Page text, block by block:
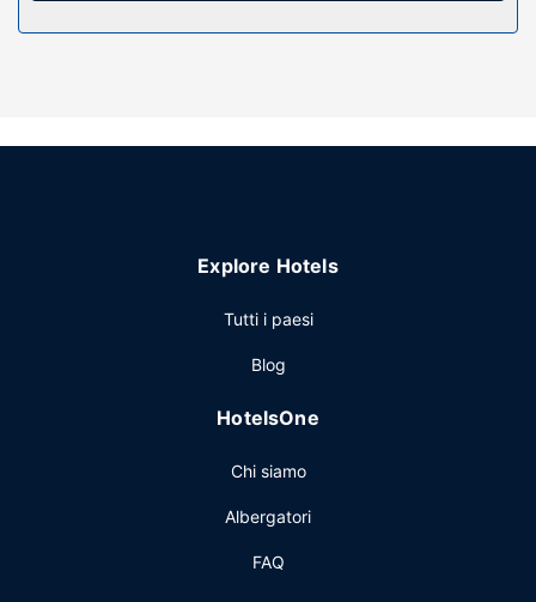
Il un parcheggio gratuito è disponibile in loco.
Explore Hotels
Tutti i paesi
Blog
HotelsOne
Chi siamo
Albergatori
FAQ